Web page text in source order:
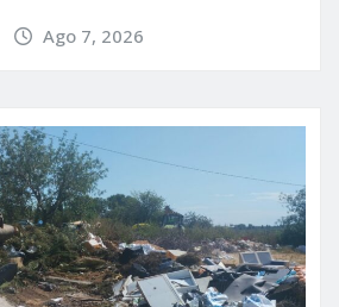
Ago 7, 2026